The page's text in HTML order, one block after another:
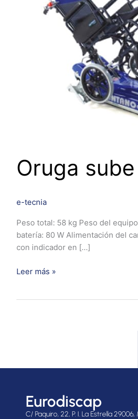
Oruga
e-tecnia
Peso total: 58 kg Peso del
batería: 80 W Alimentación del
con indicador en […]
Leer más »
Eurodiscap
C/ Paquiro, 22, P. I. La Estrella